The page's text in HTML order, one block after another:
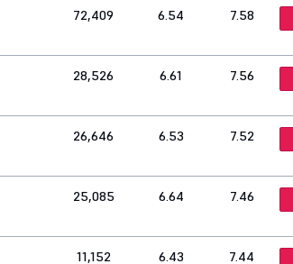
72,409 6.54 7.58
28,526 6.61 7.56
26,646 6.53 7.52
25,085 6.64 7.46
11,152 6.43 7.44